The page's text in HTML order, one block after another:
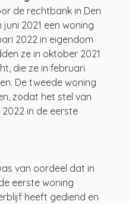
de rechtbank in Den
2021 een woning
2022 in eigendom
ze in oktober 2021
die ze in februari
De tweede woning
zodat het stel van
in de eerste
van oordeel dat in
eerste woning
heeft gediend en